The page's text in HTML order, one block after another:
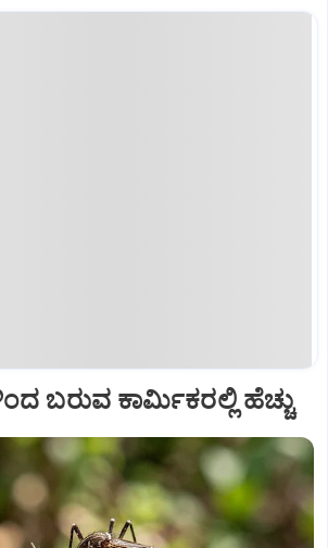
ಬರುವ ಕಾರ್ಮಿಕರಲ್ಲಿ ಹೆಚ್ಚು